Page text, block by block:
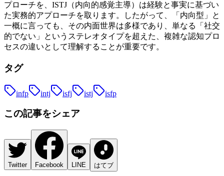
プローチを、ISTJ（内向的感覚主導）は経験と事実に基づい
た実務的アプローチを取ります。したがって、「内向型」と
一概に言っても、その内面世界は多様であり、単なる「社交
的でない」というステレオタイプを超えた、複雑な認知プロ
セスの違いとして理解することが重要です。
タグ
infp intj isfj istj isfp
この記事をシェア
Twitter Facebook LINE はてブ